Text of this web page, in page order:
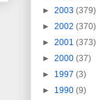
► 2003 (379)
► 2002 (370)
► 2001 (373)
► 2000 (37)
► 1997 (3)
► 1990 (9)